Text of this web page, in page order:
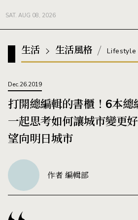
SAT. AUG 08, 2026
生活 生活風格 Lifestyle
Dec.26.2019
打開總編輯的書櫃！6本總
一起思考如何讓城市變更
望向明日城市
作者 編輯部